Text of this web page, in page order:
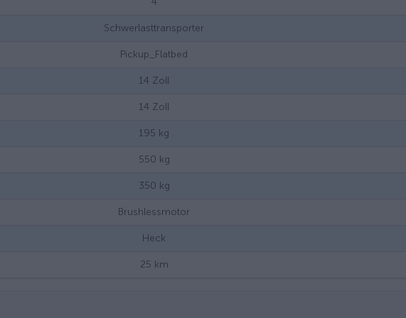
Schwerlasttransporter
Pickup_Flatbed
14 Zoll
14 Zoll
195 kg
550 kg
350 kg
Brushlessmotor
Heck
25 km